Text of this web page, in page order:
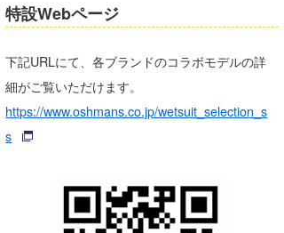
特設Webページ
下記URLにて、各ブランドのコラボモデルの詳
細がご覧いただけます。
https://www.oshmans.co.jp/wetsuit_selection_s
s